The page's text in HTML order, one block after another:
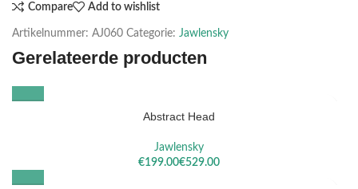
Compare Add to wishlist
Artikelnummer: AJ060 Categorie: Jawlensky
Gerelateerde producten
Abstract Head
Jawlensky
€
€